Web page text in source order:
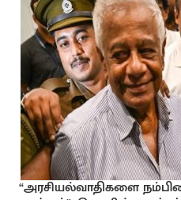
“அரசியல்வாதிகளை